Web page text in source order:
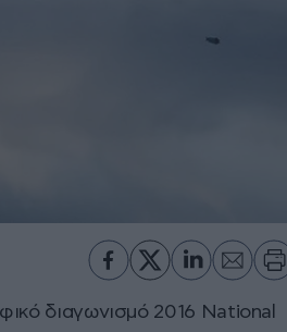
διαγωνισμό 2016 National